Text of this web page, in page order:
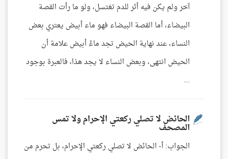
آخر ولم يكن فيه أثر للدم تغتسل، ولو ما رأت القصة
البيضاء، أما القصة البيضاء فهو ماء أبيض يعتري بعض
النساء، عند نهاية الحيض تجد ماءً أبيض علامة أن
الحيض انتهى، وبعض النساء لا يجد هذا، فالعبرة بوجود
...
الحائض لا تصلي ركعتي الإحرام ولا تمس
المصحف
الجواب: أ- الحائض لا تصلي ركعتي الإحرام، بل تحرم من